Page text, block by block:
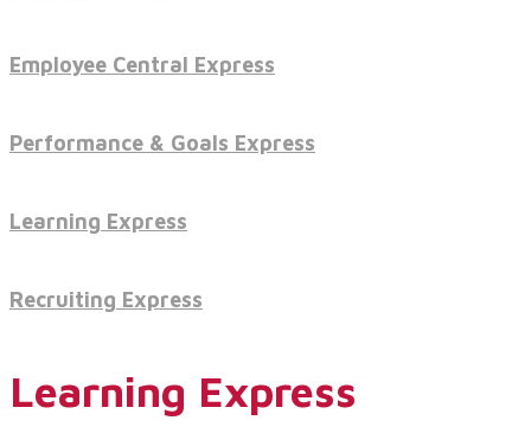
SAP S/4 HANA
Employee Central Express
Performance & Goals Express
Learning Express
Recruiting Express
Learning Express